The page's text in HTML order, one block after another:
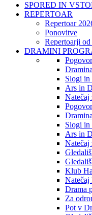
SPORED IN
REPERTOAR
Repertoar
Ponovitve
Repertoarji
DRAMINI
Slogi in
Ars in
Natečaj
Slogi in
Ars in
Natečaj
Klub
Natečaj
Drama
Za
Pot v